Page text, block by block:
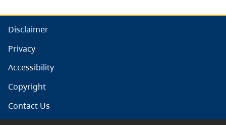
Disclaimer
Privacy
Accessibility
Copyright
Contact Us